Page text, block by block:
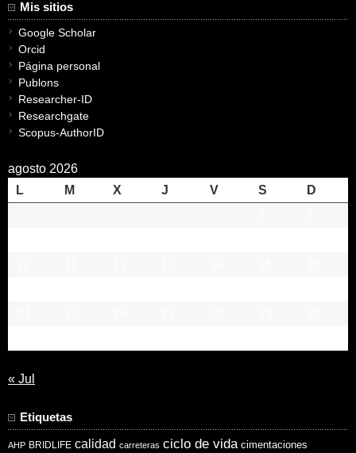
Mis sitios
Google Scholar
Orcid
Página personal
Publons
Researcher-ID
Researchgate
Scopus-AuthorID
agosto 2026
L
M X J V S
D
« Jul
Etiquetas
AHP BRIDLIFE calidad carreteras ciclo de vida cimentaciones